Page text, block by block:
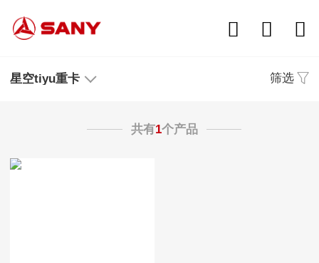
星空tiyu重卡 筛选
共有1个产品